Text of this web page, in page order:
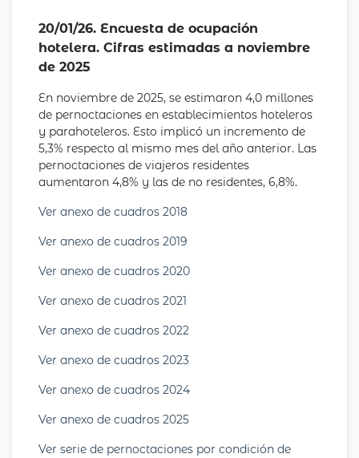
20/01/26. Encuesta de ocupación
hotelera. Cifras estimadas a noviembre
de 2025
En noviembre de 2025, se estimaron 4,0 millones
de pernoctaciones en establecimientos hoteleros
y parahoteleros. Esto implicó un incremento de
5,3% respecto al mismo mes del año anterior. Las
pernoctaciones de viajeros residentes
aumentaron 4,8% y las de no residentes, 6,8%.
Ver anexo de cuadros 2018
Ver anexo de cuadros 2019
Ver anexo de cuadros 2020
Ver anexo de cuadros 2021
Ver anexo de cuadros 2022
Ver anexo de cuadros 2023
Ver anexo de cuadros 2024
Ver anexo de cuadros 2025
Ver serie de pernoctaciones por condición de